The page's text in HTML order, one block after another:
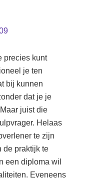
precies kunt
je ten
bij kunnen
dat je je
juist die
Helaas
te zijn
de praktijk te
een diploma wil
Eveneens